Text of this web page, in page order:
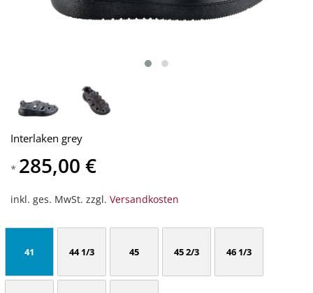
Interlaken grey
* 285,00 €
inkl. ges. MwSt. zzgl. Versandkosten
41 44 1/3 45 45 2/3 46 1/3